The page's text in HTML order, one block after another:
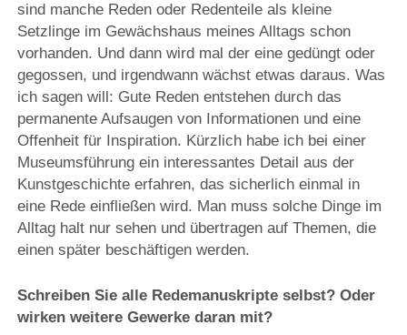
sind manche Reden oder Redenteile als kleine
Setzlinge im Gewächshaus meines Alltags schon
vorhanden. Und dann wird mal der eine gedüngt oder
gegossen, und irgendwann wächst etwas daraus. Was
ich sagen will: Gute Reden entstehen durch das
permanente Aufsaugen von Informationen und eine
Offenheit für Inspiration. Kürzlich habe ich bei einer
Museumsführung ein interessantes Detail aus der
Kunstgeschichte erfahren, das sicherlich einmal in
eine Rede einfließen wird. Man muss solche Dinge im
Alltag halt nur sehen und übertragen auf Themen, die
einen später beschäftigen werden.
Schreiben Sie alle Redemanuskripte selbst? Oder
wirken weitere Gewerke daran mit?